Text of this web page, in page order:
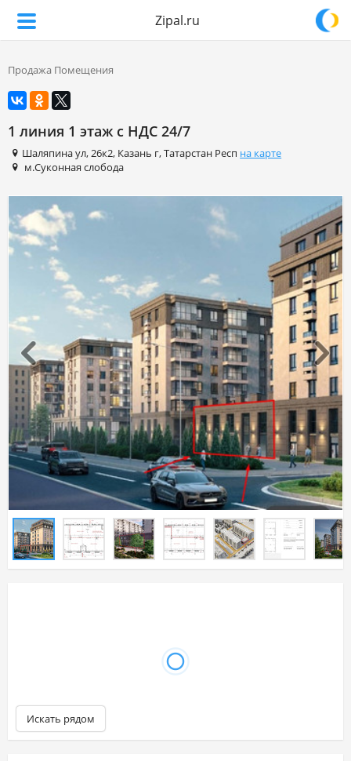
Zipal.ru
Продажа Помещения
1 линия 1 этаж с НДС 24/7
Шаляпина ул,26к2, Казань г,Татарстан Респ на карте
м.Суконная слобода
Искать рядом